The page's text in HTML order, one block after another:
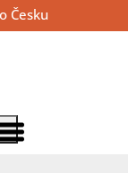
Česku
položky menu